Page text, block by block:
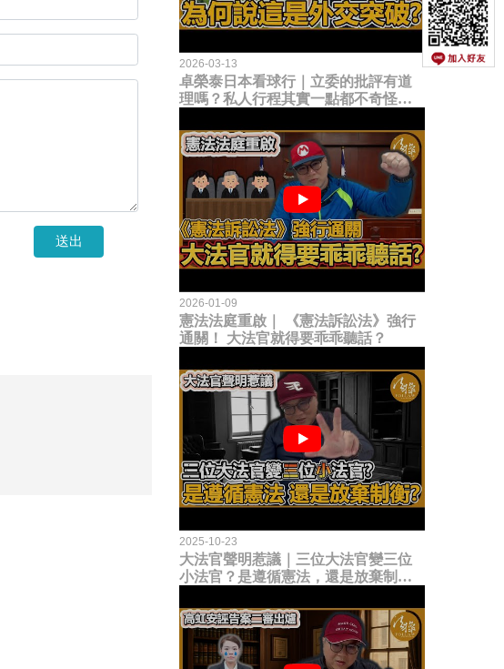
送出
2026-03-13
卓榮泰日本看球行｜立委的批評有道
理嗎？私人行程其實一點都不奇怪？
2026-01-09
憲法法庭重啟｜ 《憲法訴訟法》強行
通關！ 大法官就得要乖乖聽話？
2025-10-23
大法官聲明惹議｜三位大法官變三位
小法官？是遵循憲法，還是放棄制衡